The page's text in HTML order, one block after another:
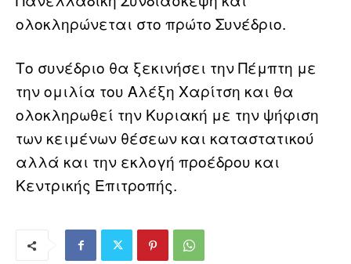
ολοκληρώνεται στο πρώτο Συνέδριο.
Το συνέδριο θα ξεκινήσει την Πέμπτη με
την ομιλία του Αλέξη Χαρίτση και θα
ολοκληρωθεί την Κυριακή με την ψήφιση
των κειμένων θέσεων και καταστατικού
αλλά και την εκλογή προέδρου και
Κεντρικής Επιτροπής.